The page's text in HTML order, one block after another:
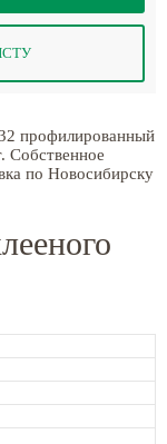
профилированный
Собственное
по Новосибирску